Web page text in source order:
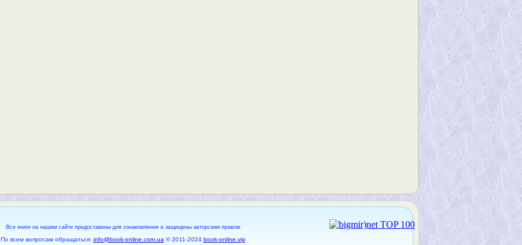
Все книги на нашем сайте предоставены для ознакомления и защищены авторским правом
По всем вопросам обращаться: info@book-online.com.ua © 2011-2024 book-online.vip